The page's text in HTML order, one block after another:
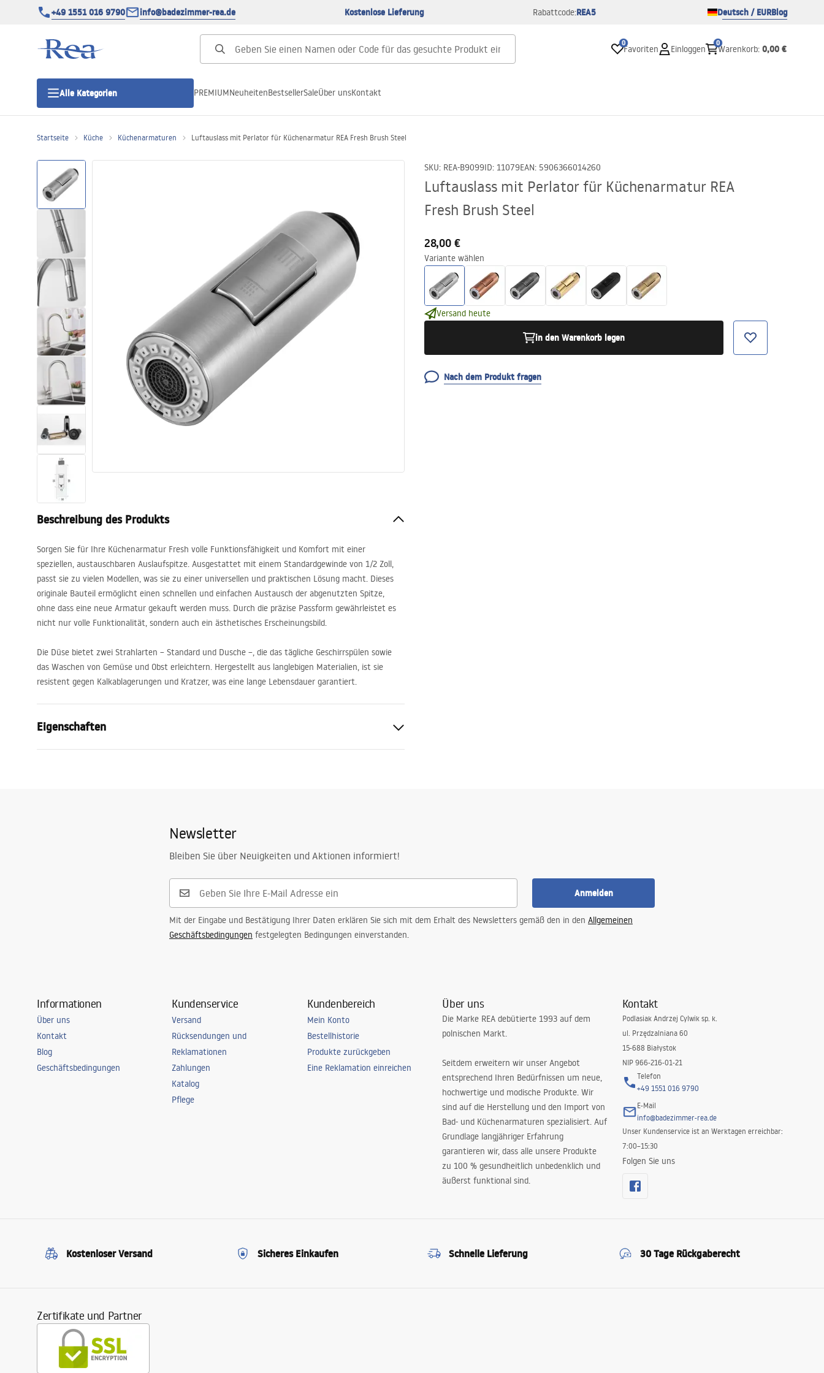
+49 1551 016 9790 info@badezimmer-rea.de Kostenlose Lieferung Rabattcode:REA5 Deutsch / EURBlog
0
Favoriten Einloggen
0
Warenkorb: 0,00 €
Alle Kategorien
Duschtüren
Duschrinnen
Toiletten
Wannen und
Badewannenaufsätze
Badarmaturen
Duschen
Badezimmerzubehör und Möbel
PREMIUMNeuheitenBestsellerSaleÜber unsKontakt
Startseite Küche Küchenarmaturen Luftauslass mit Perlator für Küchenarmatur REA Fresh Brush Steel
SKU: REA-B9099ID: 11079EAN: 5906366014260
Luftauslass mit Perlator für Küchenarmatur REA
Fresh Brush Steel
28,00 €
Variante wählen
Versand heute
in den Warenkorb legen
Nach dem Produkt fragen
Beschreibung des Produkts
Sorgen Sie für Ihre Küchenarmatur Fresh volle Funktionsfähigkeit und Komfort mit einer
speziellen, austauschbaren Auslaufspitze. Ausgestattet mit einem Standardgewinde von 1/2 Zoll,
passt sie zu vielen Modellen, was sie zu einer universellen und praktischen Lösung macht. Dieses
originale Bauteil ermöglicht einen schnellen und einfachen Austausch der abgenutzten Spitze,
ohne dass eine neue Armatur gekauft werden muss. Durch die präzise Passform gewährleistet es
nicht nur volle Funktionalität, sondern auch ein ästhetisches Erscheinungsbild.
Die Düse bietet zwei Strahlarten – Standard und Dusche –, die das tägliche Geschirrspülen sowie
das Waschen von Gemüse und Obst erleichtern. Hergestellt aus langlebigen Materialien, ist sie
resistent gegen Kalkablagerungen und Kratzer, was eine lange Lebensdauer garantiert.
Eigenschaften
Newsletter
Bleiben Sie über Neuigkeiten und Aktionen informiert!
Anmelden
Mit der Eingabe und Bestätigung Ihrer Daten erklären Sie sich mit dem Erhalt des Newsletters gemäß den in den Allgemeinen
Geschäftsbedingungen festgelegten Bedingungen einverstanden.
Informationen
Über uns
Kontakt
Blog
Geschäftsbedingungen
Kundenservice
Versand
Rücksendungen und
Reklamationen
Zahlungen
Katalog
Pflege
Kundenbereich
Mein Konto
Bestellhistorie
Produkte zurückgeben
Eine Reklamation einreichen
Über uns
Die Marke REA debütierte 1993 auf dem
polnischen Markt.
Seitdem erweitern wir unser Angebot
entsprechend Ihren Bedürfnissen um neue,
hochwertige und modische Produkte. Wir
sind auf die Herstellung und den Import von
Bad- und Küchenarmaturen spezialisiert. Auf
Grundlage langjähriger Erfahrung
garantieren wir, dass alle unsere Produkte
zu 100 % gesundheitlich unbedenklich und
äußerst funktional sind.
Kontakt
Podlasiak Andrzej Cylwik sp. k.
ul. Przędzalniana 60
15-688 Białystok
NIP 966-216-01-21
Telefon
+49 1551 016 9790
E-Mail
info@badezimmer-rea.de
Unser Kundenservice ist an Werktagen erreichbar:
7:00–15:30
Folgen Sie uns
Kostenloser Versand Sicheres Einkaufen Schnelle Lieferung 30 Tage Rückgaberecht
Zertifikate und Partner